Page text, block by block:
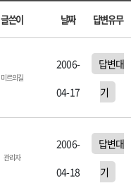
글쓴이 날짜 답변유무
미르의길
2006-
04-17
답변대
기
관리자
2006-
04-18
답변대
기